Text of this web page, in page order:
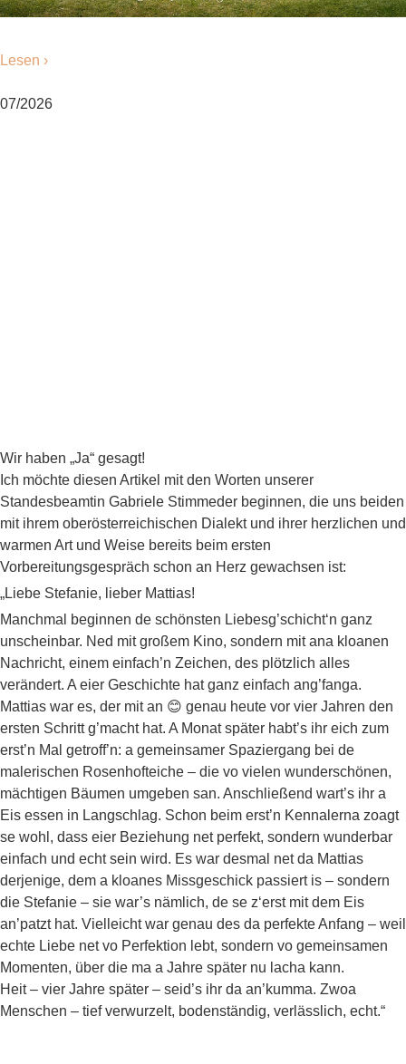
Lesen ›
07/2026
Wir haben „Ja“ gesagt!
Ich möchte diesen Artikel mit den Worten unserer
Standesbeamtin Gabriele Stimmeder beginnen, die uns beiden
mit ihrem oberösterreichischen Dialekt und ihrer herzlichen und
warmen Art und Weise bereits beim ersten
Vorbereitungsgespräch schon an Herz gewachsen ist:
„Liebe Stefanie, lieber Mattias!
Manchmal beginnen de schönsten Liebesg’schicht‘n ganz
unscheinbar. Ned mit großem Kino, sondern mit ana kloanen
Nachricht, einem einfach’n Zeichen, des plötzlich alles
verändert. A eier Geschichte hat ganz einfach ang’fanga.
Mattias war es, der mit an 😊 genau heute vor vier Jahren den
ersten Schritt g’macht hat. A Monat später habt’s ihr eich zum
erst’n Mal getroff’n: a gemeinsamer Spaziergang bei de
malerischen Rosenhofteiche – die vo vielen wunderschönen,
mächtigen Bäumen umgeben san. Anschließend wart’s ihr a
Eis essen in Langschlag. Schon beim erst’n Kennalerna zoagt
se wohl, dass eier Beziehung net perfekt, sondern wunderbar
einfach und echt sein wird. Es war desmal net da Mattias
derjenige, dem a kloanes Missgeschick passiert is – sondern
die Stefanie – sie war’s nämlich, de se z‘erst mit dem Eis
an’patzt hat. Vielleicht war genau des da perfekte Anfang – weil
echte Liebe net vo Perfektion lebt, sondern vo gemeinsamen
Momenten, über die ma a Jahre später nu lacha kann.
Heit – vier Jahre später – seid’s ihr da an’kumma. Zwoa
Menschen – tief verwurzelt, bodenständig, verlässlich, echt.“